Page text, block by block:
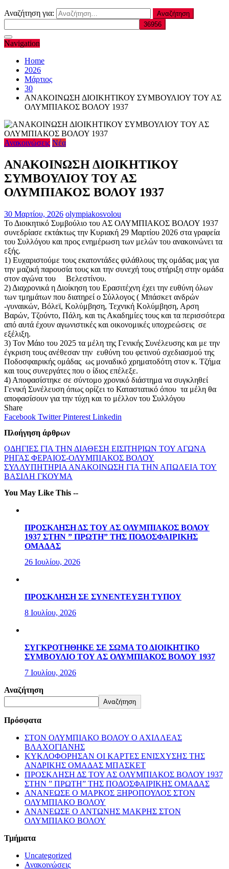
Αναζήτηση για:
Navigation
Home
2026
Μάρτιος
30
ΑΝΑΚΟΙΝΩΣΗ ΔΙΟΙΚΗΤΙΚΟΥ ΣΥΜΒΟΥΛΙΟΥ ΤΟΥ ΑΣ
ΟΛΥΜΠΙΑΚΟΣ ΒΟΛΟΥ 1937
Ανακοινώσεις Νέα
ΑΝΑΚΟΙΝΩΣΗ ΔΙΟΙΚΗΤΙΚΟΥ
ΣΥΜΒΟΥΛΙΟΥ ΤΟΥ ΑΣ
ΟΛΥΜΠΙΑΚΟΣ ΒΟΛΟΥ 1937
30 Μαρτίου, 2026 olympiakosvolou
Το Διοικητικό Συμβούλιο του ΑΣ ΟΛΥΜΠΙΑΚΟΣ ΒΟΛΟΥ 1937
συνεδρίασε εκτάκτως την Κυριακή 29 Μαρτίου 2026 στα γραφεία
του Συλλόγου και προς ενημέρωση των μελών του ανακοινώνει τα
εξής.
1) Ευχαριστούμε τους εκατοντάδες φιλάθλους της ομάδας μας για
την μαζική παρουσία τους και την συνεχή τους στήριξη στην ομάδα
στον αγώνα του Βελεστίνου.
2) Διαχρονικά η Διοίκηση του Ερασιτέχνη έχει την ευθύνη όλων
των τμημάτων που διατηρεί ο Σύλλογος ( Μπάσκετ ανδρών
-γυναικών, Βόλεϊ, Κολύμβηση, Τεχνική Κολύμβηση, Αρση
Βαρών, Τζούντο, Πάλη, και τις Ακαδημίες τους και τα περισσότερα
από αυτά έχουν αγωνιστικές και οικονομικές υποχρεώσεις σε
εξέλιξη.
3) Τον Μάιο του 2025 τα μέλη της Γενικής Συνέλευσης και με την
έγκριση τους ανέθεσαν την ευθύνη του φετινού σχεδιασμού της
Ποδοσφαιρικής ομάδας ως μοναδικό χρηματοδότη στον κ. Τζήμα
και τους συνεργάτες που ο ίδιος επέλεξε.
4) Αποφασίστηκε σε σύντομο χρονικό διάστημα να συγκληθεί
Γενική Συνέλευση όπως ορίζει το Καταστατικό όπου τα μέλη θα
αποφασίσουν για την τύχη και το μέλλον του Συλλόγου
Share
Facebook TwitterPinterest Linkedin
Πλοήγηση άρθρων
ΟΔΗΓΙΕΣ ΓΙΑ ΤΗΝ ΔΙΑΘΕΣΗ ΕΙΣΙΤΗΡΙΩΝ ΤΟΥ ΑΓΩΝΑ
ΡΗΓΑΣ ΦΕΡΑΙΟΣ-ΟΛΥΜΠΙΑΚΟΣ ΒΟΛΟΥ
ΣΥΛΛΥΠΗΤΗΡΙΑ ΑΝΑΚΟΙΝΩΣΗ ΓΙΑ ΤΗΝ ΑΠΩΛΕΙΑ ΤΟΥ
ΒΑΣΙΛΗ ΓΚΟΥΜΑ
You May Like This --
ΠΡΟΣΚΛΗΣΗ ΔΣ ΤΟΥ ΑΣ ΟΛΥΜΠΙΑΚΟΣ ΒΟΛΟΥ
1937 ΣΤΗΝ ” ΠΡΩΤΗ” ΤΗΣ ΠΟΔΟΣΦΑΙΡΙΚΗΣ
ΟΜΑΔΑΣ
26 Ιουλίου, 2026
ΠΡΟΣΚΛΗΣΗ ΣΕ ΣΥΝΕΝΤΕΥΞΗ ΤΥΠΟΥ
8 Ιουλίου, 2026
ΣΥΓΚΡΟΤΗΘΗΚΕ ΣΕ ΣΩΜΑ ΤΟ ΔΙΟΙΚΗΤΙΚΟ
ΣΥΜΒΟΥΛΙΟ ΤΟΥ ΑΣ ΟΛΥΜΠΙΑΚΟΣ ΒΟΛΟΥ 1937
7 Ιουλίου, 2026
Αναζήτηση
Αναζήτηση
Πρόσφατα
ΣΤΟΝ ΟΛΥΜΠΙΑΚΟ ΒΟΛΟΥ Ο ΑΧΙΛΛΕΑΣ
ΒΛΑΧΟΓΙΑΝΗΣ
ΚΥΚΛΟΦΟΡΗΣΑΝ ΟΙ ΚΑΡΤΕΣ ΕΝΙΣΧΥΣΗΣ ΤΗΣ
ΑΝΔΡΙΚΗΣ ΟΜΑΔΑΣ ΜΠΑΣΚΕΤ
ΠΡΟΣΚΛΗΣΗ ΔΣ ΤΟΥ ΑΣ ΟΛΥΜΠΙΑΚΟΣ ΒΟΛΟΥ 1937
ΣΤΗΝ ” ΠΡΩΤΗ” ΤΗΣ ΠΟΔΟΣΦΑΙΡΙΚΗΣ ΟΜΑΔΑΣ
ΑΝΑΝΕΩΣΕ Ο ΜΑΡΚΟΣ ΞΗΡΟΠΟΥΛΟΣ ΣΤΟΝ
ΟΛΥΜΠΙΑΚΟ ΒΟΛΟΥ
ΑΝΑΝΕΩΣΕ Ο ΑΝΤΩΝΗΣ ΜΑΚΡΗΣ ΣΤΟΝ
ΟΛΥΜΠΙΑΚΟ ΒΟΛΟΥ
Τμήματα
Uncategorized
Ανακοινώσεις